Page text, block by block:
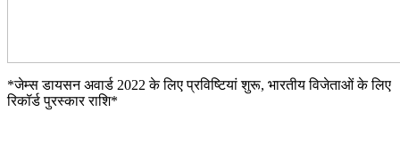
*जेम्स डायसन अवार्ड 2022 के लिए प्रविष्टियां शुरू, भारतीय विजेताओं के लिए
रिकॉर्ड पुरस्कार राशि*